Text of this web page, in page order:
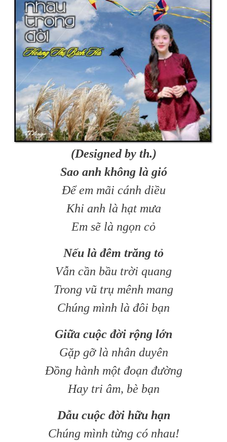
(Designed by th.)
Sao anh không là gió
Để em mãi cánh diều
Khi anh là hạt mưa
Em sẽ là ngọn cỏ
Nếu là đêm trăng tỏ
Vẫn cần bầu trời quang
Trong vũ trụ mênh mang
Chúng mình là đôi bạn
Giữa cuộc đời rộng lớn
Gặp gỡ là nhân duyên
Đồng hành một đoạn đường
Hay tri âm, bè bạn
Dẫu cuộc đời hữu hạn
Chúng mình từng có nhau!